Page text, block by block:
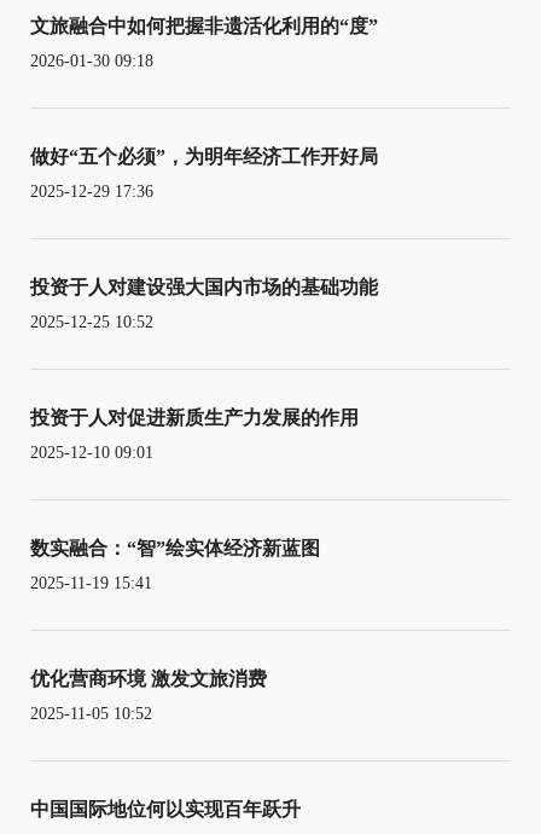
文旅融合中如何把握非遗活化利用的“度”
2026-01-30 09:18
做好“五个必须”，为明年经济工作开好局
2025-12-29 17:36
投资于人对建设强大国内市场的基础功能
2025-12-25 10:52
投资于人对促进新质生产力发展的作用
2025-12-10 09:01
数实融合：“智”绘实体经济新蓝图
2025-11-19 15:41
优化营商环境 激发文旅消费
2025-11-05 10:52
中国国际地位何以实现百年跃升